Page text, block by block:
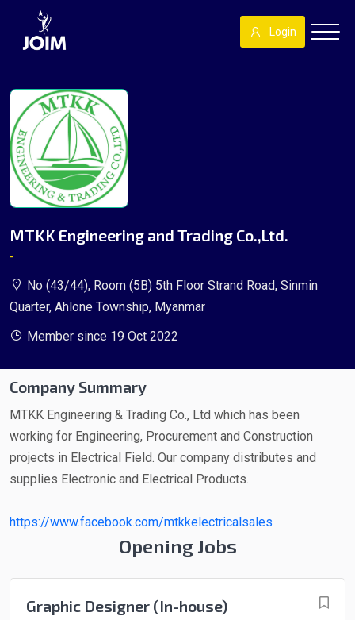
Login
MTKK Engineering and Trading Co.,Ltd.
-
No (43/44), Room (5B) 5th Floor Strand Road, Sinmin
Quarter, Ahlone Township, Myanmar
Member since 19 Oct 2022
Company Summary
MTKK Engineering & Trading Co., Ltd which has been
working for Engineering, Procurement and Construction
projects in Electrical Field. Our company distributes and
supplies Electronic and Electrical Products.
https://www.facebook.com/mtkkelectricalsales
Opening Jobs
Graphic Designer (In-house)